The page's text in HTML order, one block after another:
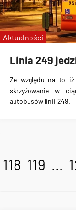
Linia 249
Ze względu na to iż
skrzyżowanie w
autobusów linii 249.
Aktualności
118 119 ...